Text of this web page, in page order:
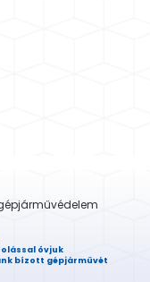
óvjuk
bízott gépjárművét